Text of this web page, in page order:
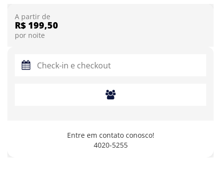
A partir de
R$ 199,50
por noite
Entre em contato conosco!
4020-5255